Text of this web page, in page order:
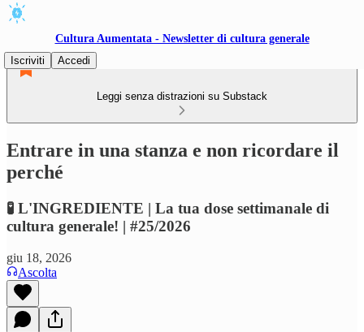
Cultura Aumentata - Newsletter di cultura generale
Iscriviti
Accedi
Leggi senza distrazioni su Substack
Entrare in una stanza e non ricordare il
perché
🧪 L'INGREDIENTE | La tua dose settimanale di
cultura generale! | #25/2026
giu 18, 2026
Ascolta